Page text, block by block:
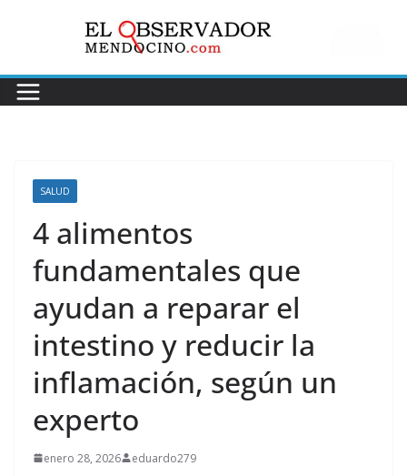
SALUD
4 alimentos
fundamentales que
ayudan a reparar el
intestino y reducir la
inflamación, según un
experto
enero 28, 2026 eduardo279